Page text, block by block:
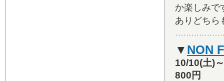
か楽しみで
ありどちら
▼ NON
10/10(土)
800円